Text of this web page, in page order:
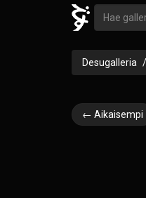
Desugalleria
← Aikaisempi